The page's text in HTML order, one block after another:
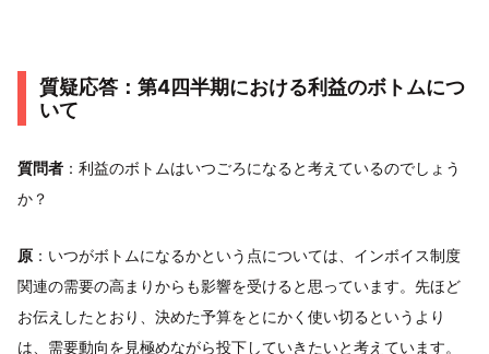
質疑応答：第4四半期における利益のボトムにつ
いて
質問者 ：利益のボトムはいつごろになると考えているのでしょう
か？
原 ：いつがボトムになるかという点については、インボイス制度
関連の需要の高まりからも影響を受けると思っています。先ほど
お伝えしたとおり、決めた予算をとにかく使い切るというより
は、需要動向を見極めながら投下していきたいと考えています。